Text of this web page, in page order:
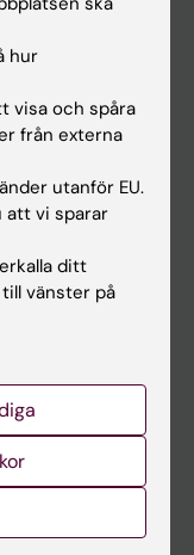
hur
visa och spåra
från externa
utanför EU.
att vi sparar
ditt
vänster på